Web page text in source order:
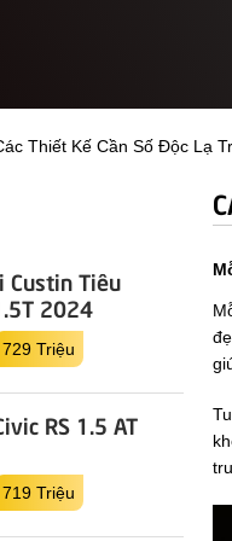
Thiết Kế Cần Số Độc Lạ
Custin Tiêu
2024
729 Triệu
RS 1.5 AT
719 Triệu